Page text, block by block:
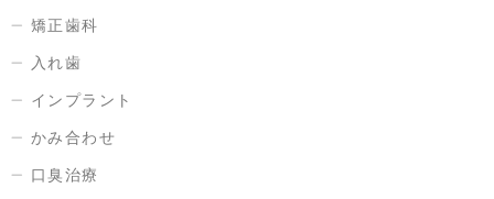
矯正歯科
入れ歯
インプラント
かみ合わせ
口臭治療